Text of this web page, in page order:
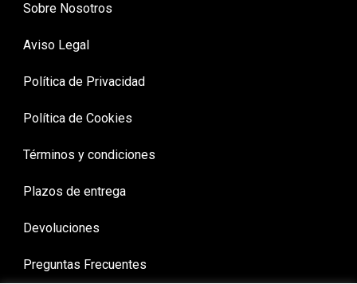
Sobre Nosotros
Aviso Legal
Política de Privacidad
Política de Cookies
Términos y condiciones
Plazos de entrega
Devoluciones
Preguntas Frecuentes